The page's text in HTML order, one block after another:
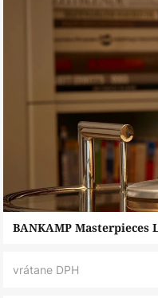
Preskočiť
BANKAMP
vrátane DPH